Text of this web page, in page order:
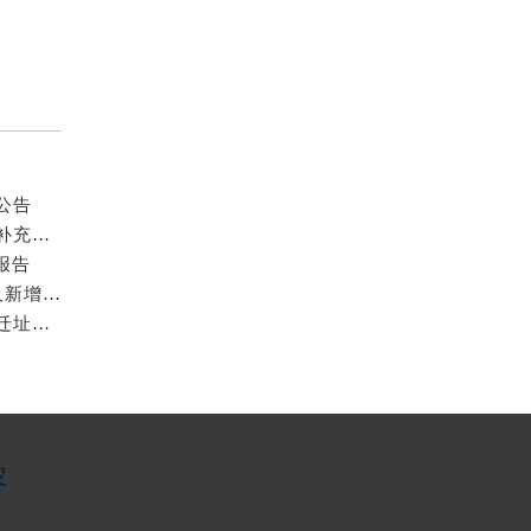
预约）
告
2026年7月宝玑官方保养中心及维修服务站迁址与新开补充总览
告
2026年7月宝玑官方售后中心（维修_保养）地址变动及新增一览
2026年7月宝玑官方维修保养服务站点调整补充定稿（迁址新增）